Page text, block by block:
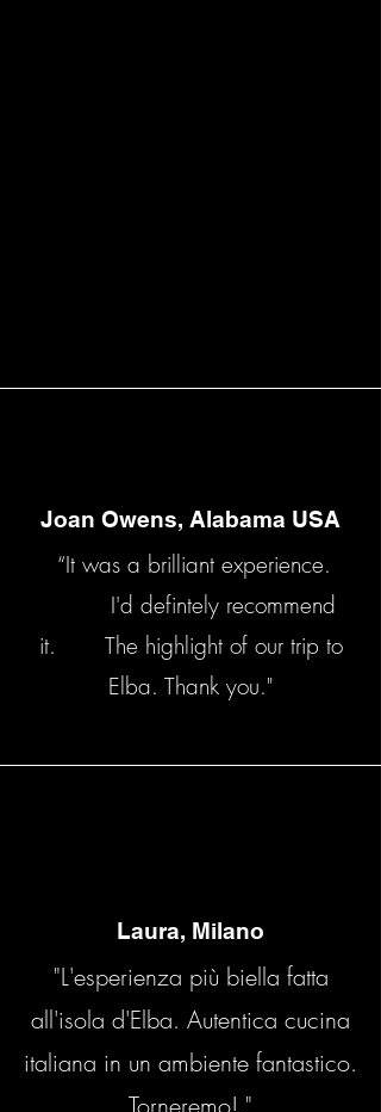
Joan Owens, Alabama USA
“It was a brilliant experience.
I'd defintely recommend
it. The highlight of our trip to
Elba. Thank you."
Laura, Milano
"L'esperienza più biella fatta
all'isola d'Elba. Autentica cucina
italiana in un ambiente fantastico.
Torneremo!."